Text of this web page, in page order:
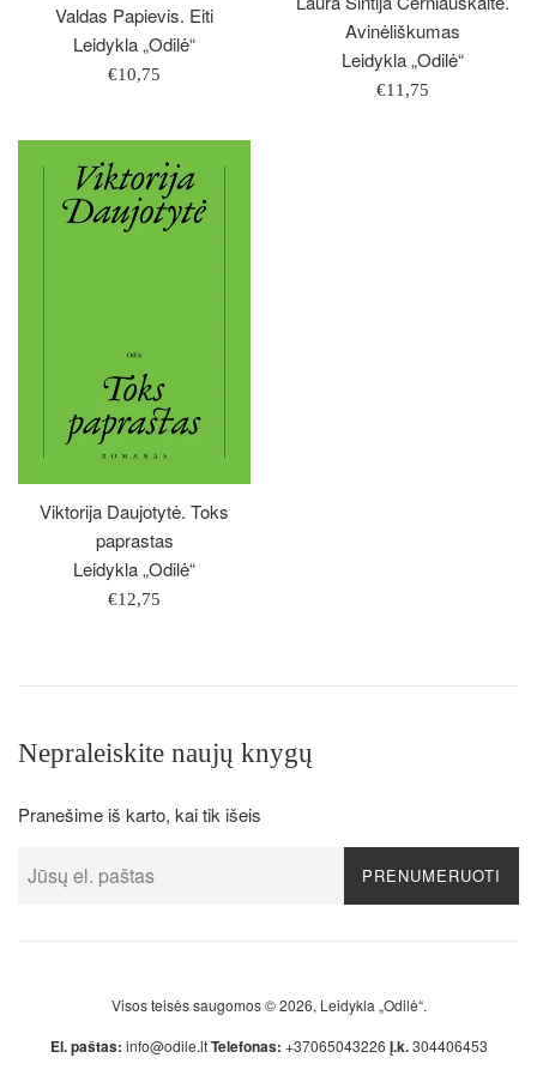
Valdas Papievis. Eiti
Leidykla „Odilė“
Įprasta
€10,75
Avinėliškumas
Leidykla „Odilė“
Įprasta
€11,75
Viktorija Daujotytė. Toks
paprastas
Leidykla „Odilė“
Įprasta
€12,75
Nepraleiskite naujų knygų
Pranešime iš karto, kai tik išeis
PRENUMERUOTI
Visos teisės saugomos © 2026, Leidykla „Odilė“.
El. paštas: info@odile.lt Telefonas: +37065043226 Į.k. 304406453